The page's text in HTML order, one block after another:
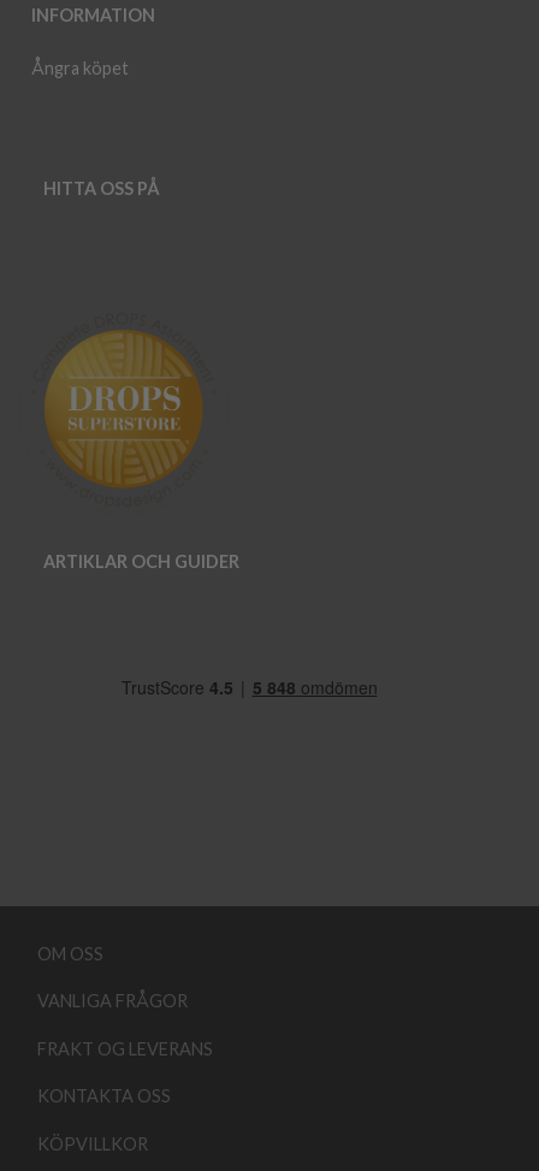
INFORMATION
Ångra köpet
HITTA OSS PÅ
ARTIKLAR OCH GUIDER
OM OSS
VANLIGA FRÅGOR
FRAKT OG LEVERANS
KONTAKTA OSS
KÖPVILLKOR